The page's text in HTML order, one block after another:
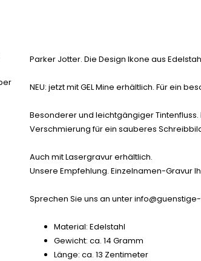
Parker Jotter. Die Design Ikone aus
NEU: jetzt mit GEL Mine erhältlich. Für ein
Besonderer und leichtgängiger
Verschmierung für ein sauberes
Auch mit Lasergravur erhältlich.
Unsere Empfehlung. Einzelnamen-Gravur
Sprechen Sie uns an unter
Material: Edelstahl
Gewicht: ca. 14 Gramm
Länge: ca. 13 Zentimeter